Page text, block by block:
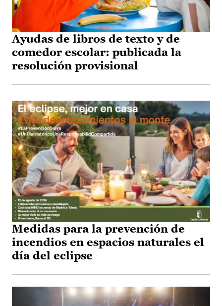
Ayudas de libros de texto y de
comedor escolar: publicada la
resolución provisional
Medidas para la prevención de
incendios en espacios naturales el
día del eclipse